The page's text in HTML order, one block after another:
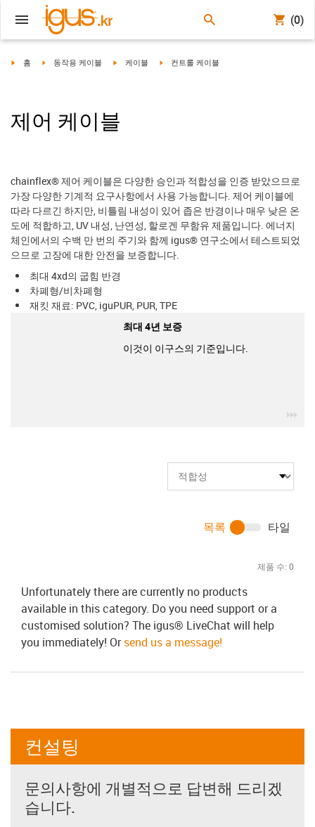
(0)
igus-icon-arrow-right
홈 igus-icon-arrow-right
동작용 케이블 igus-icon-arrow-right
케이블 igus-icon-arrow-right
컨트롤 케이블
제어 케이블
chainflex® 제어 케이블은 다양한 승인과 적합성을 인증 받았으므로
가장 다양한 기계적 요구사항에서 사용 가능합니다. 제어 케이블에
따라 다르긴 하지만, 비틀림 내성이 있어 좁은 반경이나 매우 낮은 온
도에 적합하고, UV 내성, 난연성, 할로겐 무함유 제품입니다. 에너지
체인에서의 수백 만 번의 주기와 함께 igus® 연구소에서 테스트되었
으므로 고장에 대한 안전을 보증합니다.
최대 4xd의 굽힘 반경
차폐형/비차폐형
재킷 재료: PVC, iguPUR, PUR, TPE
최대 4년 보증
이것이 이구스의 기준입니다.
제품 수: 0
목록 타일
Unfortunately there are currently no products
available in this category. Do you need support or a
customised solution? The igus® LiveChat will help
you immediately! Orsend us a message!
컨설팅
문의사항에 개별적으로 답변해 드리겠
습니다.